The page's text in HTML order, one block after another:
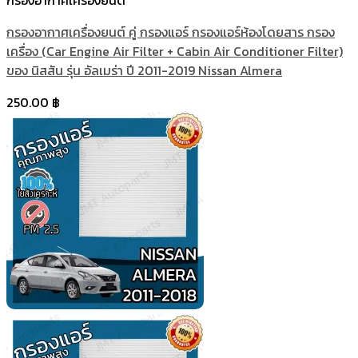
กรองอากาศเครื่องยนต์ คู่ กรองแอร์ กรองแอร์ห้องโดยสาร กรอง
เครื่อง (Car Engine Air Filter + Cabin Air Conditioner Filter)
ของ นิสสัน รุ่น อัลเมร่า ปี 2011-2019 Nissan Almera
250.00 ฿